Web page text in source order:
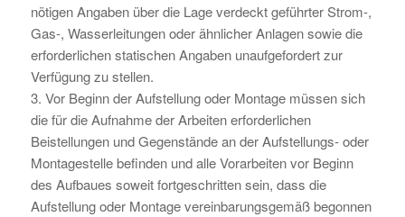
nötigen Angaben über die Lage verdeckt geführter Strom-,
Gas-, Wasserleitungen oder ähnlicher Anlagen sowie die
erforderlichen statischen Angaben unaufgefordert zur
Verfügung zu stellen.
3. Vor Beginn der Aufstellung oder Montage müssen sich
die für die Aufnahme der Arbeiten erforderlichen
Beistellungen und Gegenstände an der Aufstellungs- oder
Montagestelle befinden und alle Vorarbeiten vor Beginn
des Aufbaues soweit fortgeschritten sein, dass die
Aufstellung oder Montage vereinbarungsgemäß begonnen